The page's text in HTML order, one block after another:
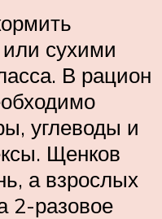
сухими
В рацион
углеводы и
Щенков
а взрослых
2-разовое